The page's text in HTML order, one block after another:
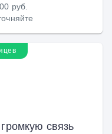
руб.
связь